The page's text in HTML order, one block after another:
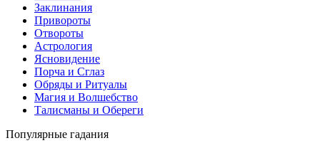
Заклинания
Привороты
Отвороты
Астрология
Ясновидение
Порча и Сглаз
Обряды и Ритуалы
Магия и Волшебство
Талисманы и Обереги
Популярные гадания